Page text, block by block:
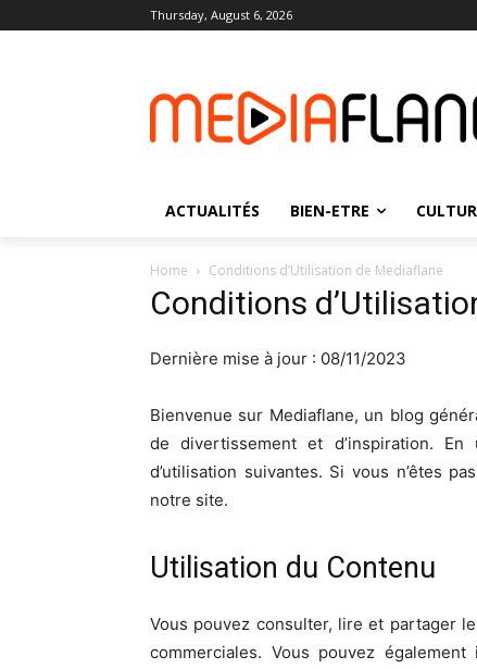
Thursday, August 6, 2026
ACTUALITÉS BIEN-ETRE
Home Conditions d’Utilisation de Mediaflane
Conditions
Dernière mise à jour : 08/11/2023
Bienvenue sur Mediaflane, un blog
de divertissement et d’inspiration.
d’utilisation suivantes. Si vous n’êtes
notre site.
Utilisation du Contenu
Vous pouvez consulter, lire et partager
commerciales. Vous pouvez